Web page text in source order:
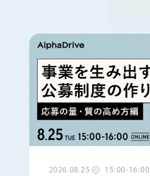
2026.08.25 火 15:00-16:00